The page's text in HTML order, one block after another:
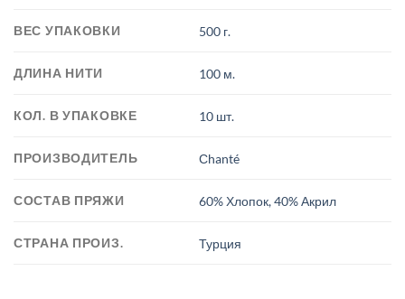
ВЕС УПАКОВКИ 500 г.
ДЛИНА НИТИ 100 м.
КОЛ. В УПАКОВКЕ 10 шт.
ПРОИЗВОДИТЕЛЬ Сhanté
СОСТАВ ПРЯЖИ 60% Хлопок, 40% Акрил
СТРАНА ПРОИЗ. Турция